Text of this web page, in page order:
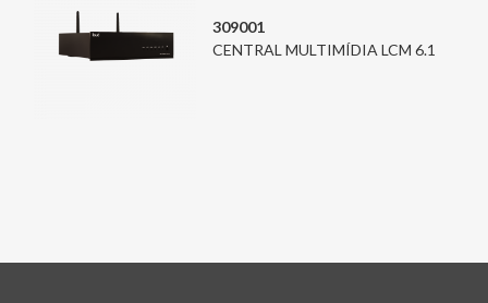
309001
CENTRAL MULTIMÍDIA LCM 6.1